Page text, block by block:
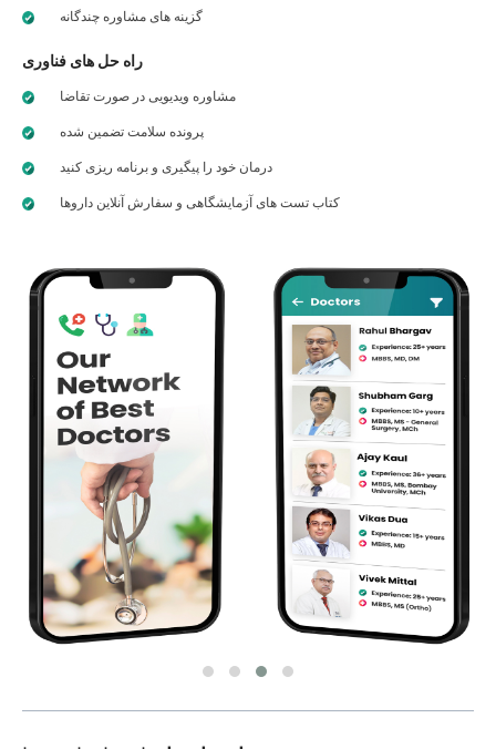
گزینه های مشاوره چندگانه
راه حل های فناوری
مشاوره ویدیویی در صورت تقاضا
پرونده سلامت تضمین شده
درمان خود را پیگیری و برنامه ریزی کنید
کتاب تست های آزمایشگاهی و سفارش آنلاین داروها